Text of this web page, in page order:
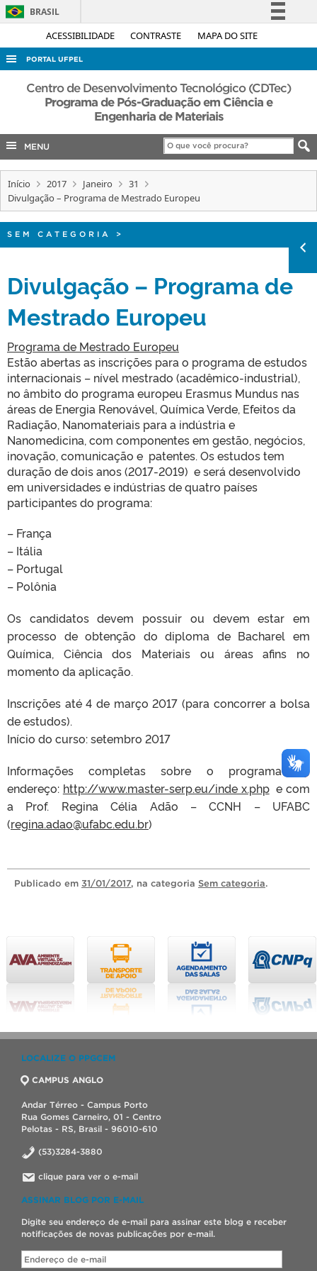
ACESSIBILIDADE CONTRASTE MAPA DO SITE
BRASIL
Simplifique!
Acesso à informação
Legislação
Canais
PORTAL UFPEL
ACESSO À INFORMAÇÃO
AUDITORIA
EDITAIS
INTERNACIONAL
Centro de Desenvolvimento Tecnológico (CDTec)
Programa de Pós-Graduação em Ciência e
Engenharia de Materiais
MENU
Início 2017 Janeiro
31
Divulgação – Programa de Mestrado Europeu
SEM CATEGORIA >
Divulgação – Programa de
Mestrado Europeu
Programa de Mestrado Europeu
Estão abertas as inscrições para o programa de estudos
internacionais – nível mestrado (acadêmico-industrial),
no âmbito do programa europeu Erasmus Mundus nas
áreas de Energia Renovável, Química Verde, Efeitos da
Radiação, Nanomateriais para a indústria e
Nanomedicina, com componentes em gestão, negócios,
inovação, comunicação e patentes. Os estudos tem
duração de dois anos (2017-2019) e será desenvolvido
em universidades e indústrias de quatro países
participantes do programa:
– França
– Itália
– Portugal
– Polônia
Os candidatos devem possuir ou devem estar em
processo de obtenção do diploma de Bacharel em
Química, Ciência dos Materiais ou áreas afins no
momento da aplicação.
Inscrições até 4 de março 2017 (para concorrer a bolsa
de estudos).
Início do curso: setembro 2017
Informações completas sobre o programa no
endereço: http://www.master-serp.eu/inde x.phpe com
a Prof. Regina Célia Adão – CCNH – UFABC
(regina.adao@ufabc.edu.br)
Publicado em 31/01/2017, na categoria Sem categoria.
LOCALIZE O PPGCEM
CAMPUS ANGLO
Andar Térreo - Campus Porto
Rua Gomes Carneiro, 01 - Centro
Pelotas - RS, Brasil - 96010-610
(53)3284-3880
clique para ver o e-mail
ASSINAR BLOG POR E-MAIL
Digite seu endereço de e-mail para assinar este blog e receber
notificações de novas publicações por e-mail.
Endereço
de